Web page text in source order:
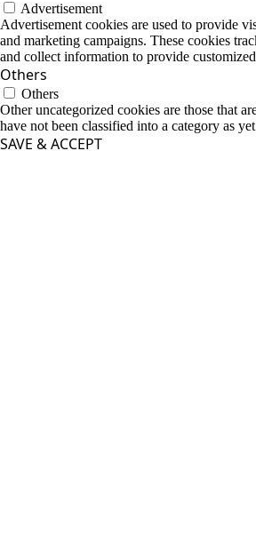
Advertisement
Advertisement cookies are used to provide
and marketing campaigns. These cookies
and collect information to provide
Others
Others
Other uncategorized cookies are those that
have not been classified into a category as
SAVE & ACCEPT